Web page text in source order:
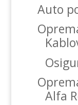
Auto
Alfa